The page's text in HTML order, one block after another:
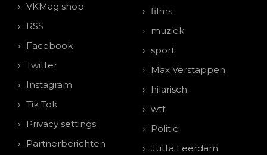
VKMag shop
RSS
Facebook
Twitter
Instagram
Tik Tok
Privacy settings
Partnerberichten
films
muziek
sport
Max Verstappen
hilarisch
wtf
Politie
Jutta Leerdam